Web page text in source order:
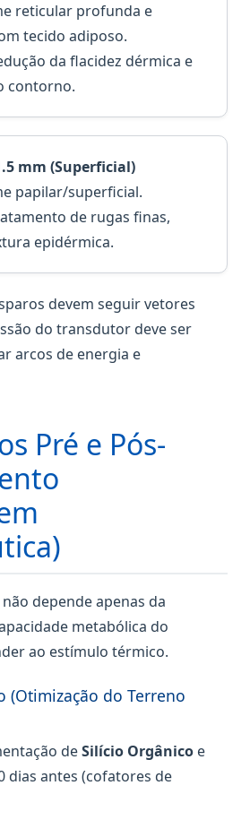
reticular profunda e
tecido adiposo.
da flacidez dérmica e
contorno.
mm (Superficial)
papilar/superficial.
de rugas finas,
epidérmica.
devem seguir vetores
do transdutor deve ser
arcos de energia e
Pré e Pós-
depende apenas da
metabólica do
ao estímulo térmico.
(Otimização do Terreno
deSilício Orgânico e
dias antes (cofatores de